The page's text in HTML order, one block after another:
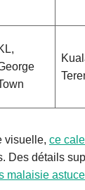
visuelle, ce
Des détails
malaisie